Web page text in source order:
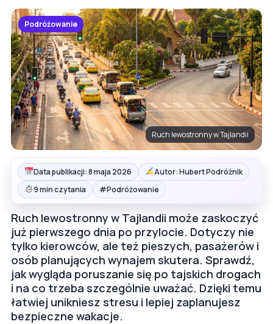
Podróżowanie
Ruch lewostronny w Tajlandii
Data publikacji: 8 maja 2026
Autor: Hubert Podróżnik
9 min czytania
#Podróżowanie
Ruch lewostronny w Tajlandii może zaskoczyć
już pierwszego dnia po przylocie. Dotyczy nie
tylko kierowców, ale też pieszych, pasażerów i
osób planujących wynajem skutera. Sprawdź,
jak wygląda poruszanie się po tajskich drogach
i na co trzeba szczególnie uważać. Dzięki temu
łatwiej unikniesz stresu i lepiej zaplanujesz
bezpieczne wakacje.